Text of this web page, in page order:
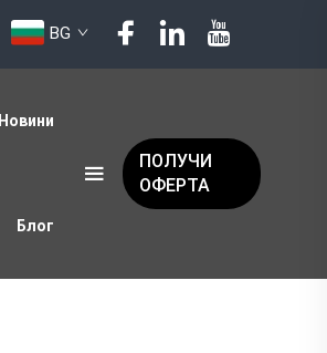
BG
Новини
Блог
ПОЛУЧИ
ОФЕРТА